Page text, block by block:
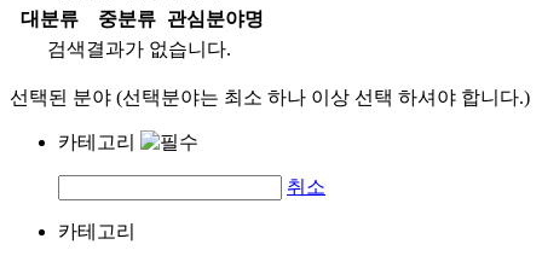
대분류
중분류
관심분야명
검색결과가 없습니다.
선택된 분야 (선택분야는 최소 하나 이상 선택 하셔야 합니다.)
카테고리
취소
카테고리